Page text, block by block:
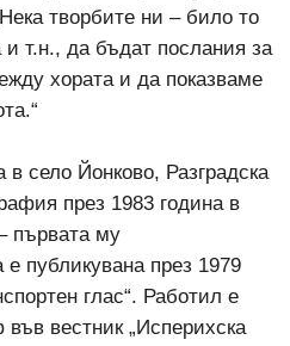
творбите ни – било то
т.н., да бъдат послания за
хората и да показваме
в село Йонково, Разградска
през 1983 година в
първата му
публикувана през 1979
глас“. Работил е
вестник „Исперихска